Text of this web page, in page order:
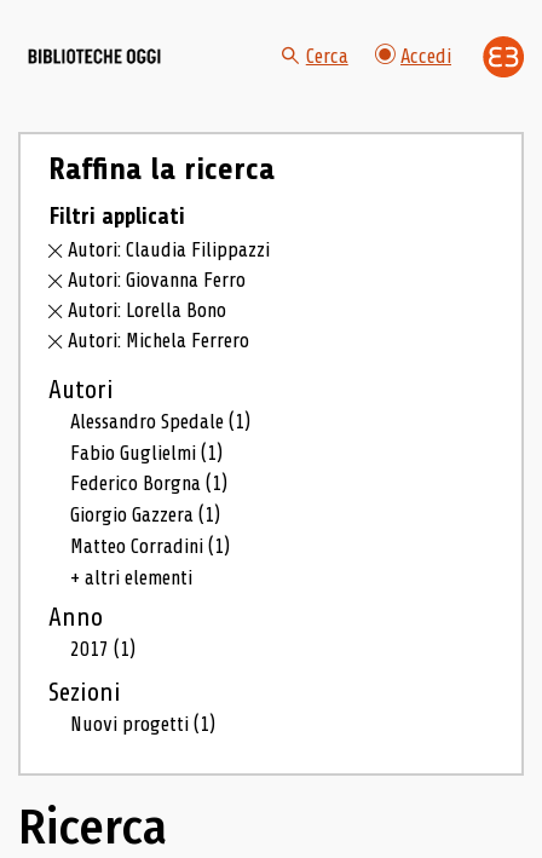
Cerca Accedi
Raffina la ricerca
Filtri applicati
Autori: Claudia Filippazzi
Autori: Giovanna Ferro
Autori: Lorella Bono
Autori: Michela Ferrero
Autori
Alessandro Spedale(1)
Fabio Guglielmi(1)
Federico Borgna(1)
Giorgio Gazzera(1)
Matteo Corradini(1)
+ altri elementi
Anno
2017(1)
Sezioni
Nuovi progetti(1)
Ricerca